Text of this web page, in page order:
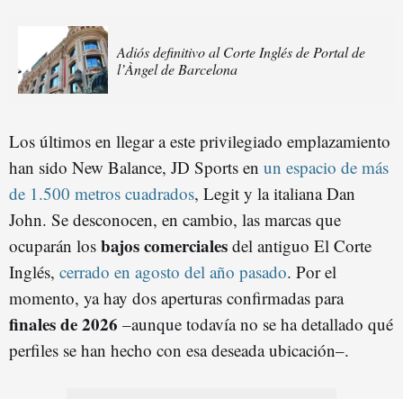
Adiós definitivo al Corte Inglés de Portal de
l’Àngel de Barcelona
Los últimos en llegar a este privilegiado emplazamiento
han sido New Balance, JD Sports en un espacio de más
de 1.500 metros cuadrados, Legit y la italiana Dan
John. Se desconocen, en cambio, las marcas que
ocuparán los bajos comerciales del antiguo El Corte
Inglés, cerrado en agosto del año pasado. Por el
momento, ya hay dos aperturas confirmadas para
finales de 2026 –aunque todavía no se ha detallado qué
perfiles se han hecho con esa deseada ubicación–.